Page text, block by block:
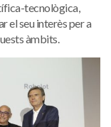
tecnològica,
el seu interès per a
àmbits.